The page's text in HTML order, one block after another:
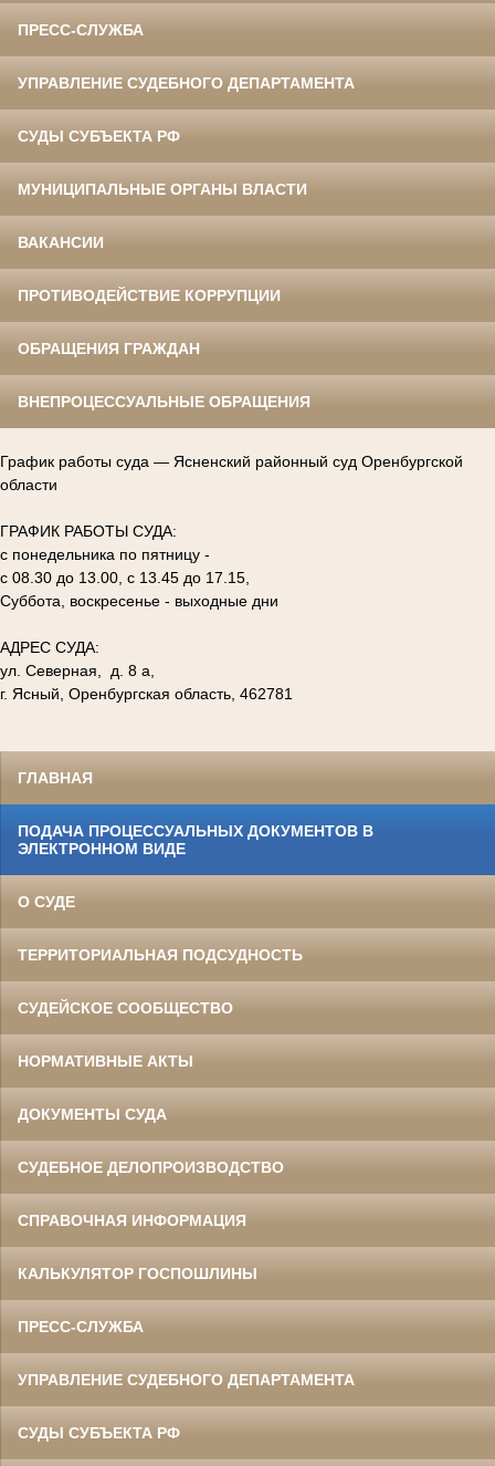
ПРЕСС-СЛУЖБА
УПРАВЛЕНИЕ СУДЕБНОГО ДЕПАРТАМЕНТА
СУДЫ СУБЪЕКТА РФ
МУНИЦИПАЛЬНЫЕ ОРГАНЫ ВЛАСТИ
ВАКАНСИИ
ПРОТИВОДЕЙСТВИЕ КОРРУПЦИИ
ОБРАЩЕНИЯ ГРАЖДАН
ВНЕПРОЦЕССУАЛЬНЫЕ ОБРАЩЕНИЯ
График работы суда — Ясненский районный суд Оренбургской
области
ГРАФИК РАБОТЫ СУДА:
с понедельника по пятницу -
с 08.30 до 13.00, с 13.45 до 17.15,
Суббота, воскресенье - выходные дни
АДРЕС СУДА:
ул. Северная, д. 8 а,
г. Ясный, Оренбургская область, 462781
ГЛАВНАЯ
ПОДАЧА ПРОЦЕССУАЛЬНЫХ ДОКУМЕНТОВ В
ЭЛЕКТРОННОМ ВИДЕ
О СУДЕ
ТЕРРИТОРИАЛЬНАЯ ПОДСУДНОСТЬ
СУДЕЙСКОЕ СООБЩЕСТВО
НОРМАТИВНЫЕ АКТЫ
ДОКУМЕНТЫ СУДА
СУДЕБНОЕ ДЕЛОПРОИЗВОДСТВО
СПРАВОЧНАЯ ИНФОРМАЦИЯ
КАЛЬКУЛЯТОР ГОСПОШЛИНЫ
ПРЕСС-СЛУЖБА
УПРАВЛЕНИЕ СУДЕБНОГО ДЕПАРТАМЕНТА
СУДЫ СУБЪЕКТА РФ